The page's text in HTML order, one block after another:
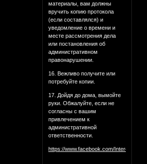
материалы, вам должны
вручить копию протокола
(если составлялся) и
уведомление о времени и
месте рассмотрения дела
или постановления об
административном
правонарушении.
16. Вежливо получите или
потребуйте копии.
17. Дойдя до дома, вымойте
руки. Обжалуйте, если не
согласны с вашим
привлечением к
административной
ответственности.
https://www.facebook.com/